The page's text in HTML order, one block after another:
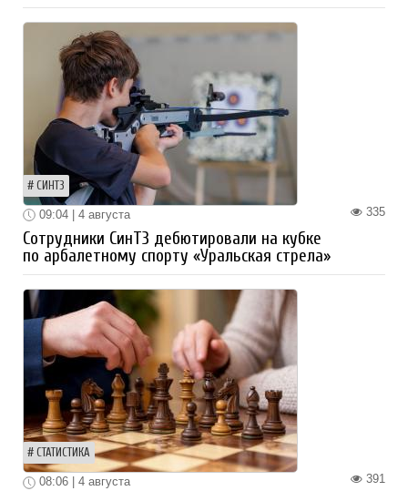
СИНТЗ
335
09:04 | 4 августа
Сотрудники СинТЗ дебютировали на кубке
по арбалетному спорту «Уральская стрела»
СТАТИСТИКА
391
08:06 | 4 августа